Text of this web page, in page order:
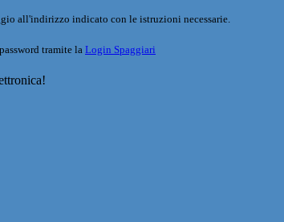
all'indirizzo indicato con le istruzioni necessarie.
tramite la Login Spaggiari